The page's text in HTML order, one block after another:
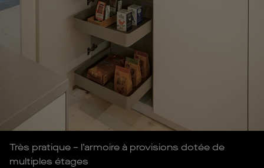
Très pratique – l’armoire à provisions dotée de
multiples étages